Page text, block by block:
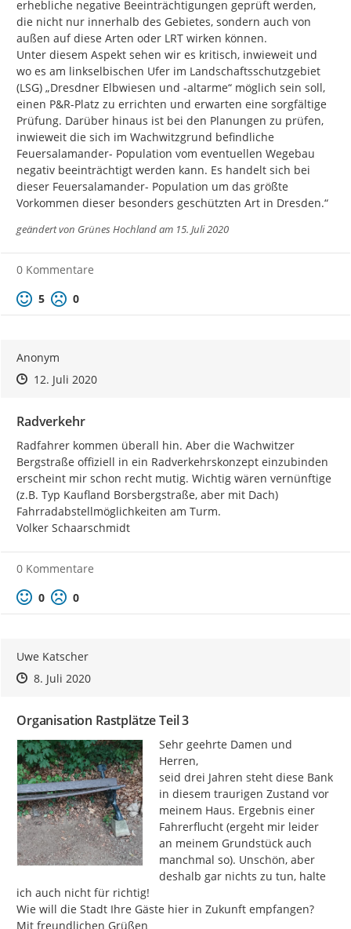
erhebliche negative Beeinträchtigungen geprüft werden,
die nicht nur innerhalb des Gebietes, sondern auch von
außen auf diese Arten oder LRT wirken können.
Unter diesem Aspekt sehen wir es kritisch, inwieweit und
wo es am linkselbischen Ufer im Landschaftsschutzgebiet
(LSG) „Dresdner Elbwiesen und -altarme“ möglich sein soll,
einen P&R-Platz zu errichten und erwarten eine sorgfältige
Prüfung. Darüber hinaus ist bei den Planungen zu prüfen,
inwieweit die sich im Wachwitzgrund befindliche
Feuersalamander- Population vom eventuellen Wegebau
negativ beeinträchtigt werden kann. Es handelt sich bei
dieser Feuersalamander- Population um das größte
Vorkommen dieser besonders geschützten Art in Dresden.“
geändert von Grünes Hochlandam 15. Juli 2020
0 Kommentare
Positive Bewertung
5 Negative Bewertung
0
Anonym
Zeitpunkt des Erstellens
Zeitpunkt des Erstellens
12. Juli 2020Zur Äußerung
Radverkehr
Radfahrer kommen überall hin. Aber die Wachwitzer
Bergstraße offiziell in ein Radverkehrskonzept einzubinden
erscheint mir schon recht mutig. Wichtig wären vernünftige
(z.B. Typ Kaufland Borsbergstraße, aber mit Dach)
Fahrradabstellmöglichkeiten am Turm.
Volker Schaarschmidt
0 Kommentare
Positive Bewertung
0 Negative Bewertung
0
Uwe Katscher
Zeitpunkt des Erstellens
Zeitpunkt des Erstellens
8. Juli 2020Zur Äußerung
Organisation Rastplätze Teil 3
Sehr geehrte Damen und
Herren,
seid drei Jahren steht diese Bank
in diesem traurigen Zustand vor
meinem Haus. Ergebnis einer
Fahrerflucht (ergeht mir leider
an meinem Grundstück auch
manchmal so). Unschön, aber
deshalb gar nichts zu tun, halte
ich auch nicht für richtig!
Wie will die Stadt Ihre Gäste hier in Zukunft empfangen?
Mit freundlichen Grüßen